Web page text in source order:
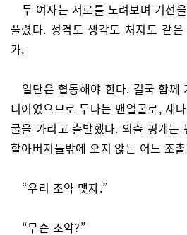
두 여자는 서로를 노려보며 기선
풀렸다. 성격도 생각도 처지도 같
가.
일단은 협동해야 한다. 결국 함께
디어였으므로 두나는 맨얼굴로, 세
굴을 가리고 출발했다. 외출 핑계는
할아버지들밖에 오지 않는 어느 조
“우리 조약 맺자.”
“무슨 조약?”